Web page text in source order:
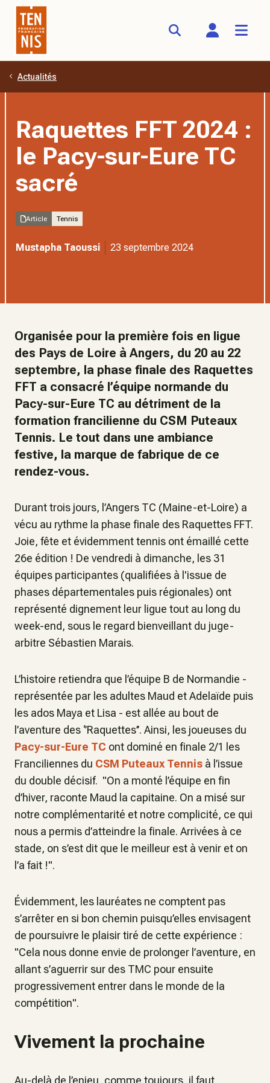
Aller au contenu principal
Actualités
Raquettes FFT 2024 :
le Pacy-sur-Eure TC
sacré
Article Tennis
Mustapha Taoussi 23 septembre 2024
Organisée pour la première fois en ligue
des Pays de Loire à Angers, du 20 au 22
septembre, la phase finale des Raquettes
FFT a consacré l’équipe normande du
Pacy-sur-Eure TC au détriment de la
formation francilienne du CSM Puteaux
Tennis. Le tout dans une ambiance
festive, la marque de fabrique de ce
rendez-vous.
Durant trois jours, l’Angers TC (Maine-et-Loire) a
vécu au rythme la phase finale des Raquettes FFT.
Joie, fête et évidemment tennis ont émaillé cette
26e édition ! De vendredi à dimanche, les 31
équipes participantes (qualifiées à l'issue de
phases départementales puis régionales) ont
représenté dignement leur ligue tout au long du
week-end, sous le regard bienveillant du juge-
arbitre Sébastien Marais.
L’histoire retiendra que l’équipe B de Normandie -
représentée par les adultes Maud et Adelaïde puis
les ados Maya et Lisa - est allée au bout de
l’aventure des ‘’Raquettes’’. Ainsi, les joueuses du
Pacy-sur-Eure TC ont dominé en finale 2/1 les
Franciliennes du CSM Puteaux Tennis à l’issue
du double décisif. "On a monté l’équipe en fin
d’hiver, raconte Maud la capitaine. On a misé sur
notre complémentarité et notre complicité, ce qui
nous a permis d’atteindre la finale. Arrivées à ce
stade, on s’est dit que le meilleur est à venir et on
l’a fait !".
Évidemment, les lauréates ne comptent pas
s’arrêter en si bon chemin puisqu’elles envisagent
de poursuivre le plaisir tiré de cette expérience :
"Cela nous donne envie de prolonger l’aventure, en
allant s’aguerrir sur des TMC pour ensuite
progressivement entrer dans le monde de la
compétition".
Vivement la prochaine
Au-delà de l’enjeu, comme toujours, il faut